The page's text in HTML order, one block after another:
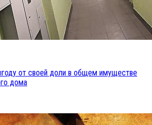
от своей доли в общем имуществе
дома